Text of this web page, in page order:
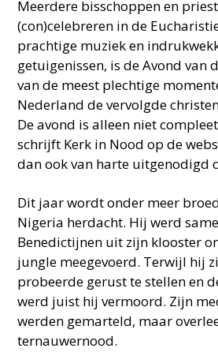
Meerdere bisschoppen en
(con)celebreren in de
prachtige muziek en
getuigenissen, is de Avond van
van de meest plechtige
Nederland de vervolgde
De avond is alleen niet
schrijft Kerk in Nood op de
dan ook van harte uitgenodigd
Dit jaar wordt onder meer
Nigeria herdacht. Hij werd
Benedictijnen uit zijn klooster
jungle meegevoerd. Terwijl hij
probeerde gerust te stellen en
werd juist hij vermoord. Zijn
werden gemarteld, maar
ternauwernood.